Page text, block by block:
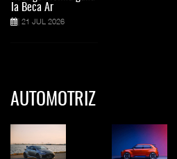
la Beca Ar
21 JUL 2026
AUTOMOTRIZ